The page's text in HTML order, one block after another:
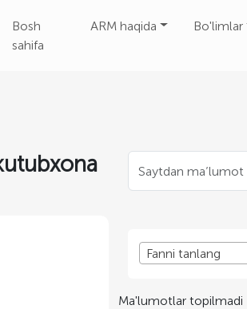
Bosh
sahifa
ARM haqida Bo'limlar
Fanni tanlang
Ma'lumotlar topilmadi